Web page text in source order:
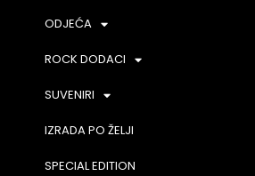
ODJEĆA
ROCK DODACI
SUVENIRI
IZRADA PO ŽELJI
SPECIAL EDITION